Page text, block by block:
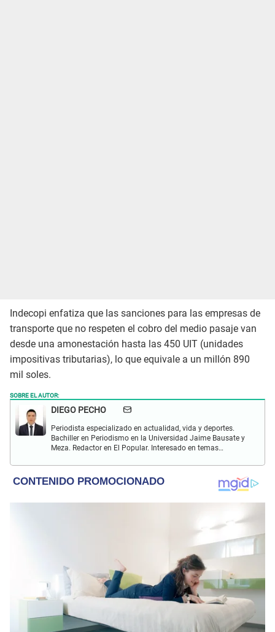
Indecopi enfatiza que las sanciones para las empresas de
transporte que no respeten el cobro del medio pasaje van
desde una amonestación hasta las 450 UIT (unidades
impositivas tributarias), lo que equivale a un millón 890
mil soles.
SOBRE EL AUTOR:
DIEGO PECHO
Periodista especializado en actualidad, vida y deportes.
Bachiller en Periodismo en la Universidad Jaime Bausate y
Meza. Redactor en El Popular. Interesado en temas
internacional, trucos caseros y educación.